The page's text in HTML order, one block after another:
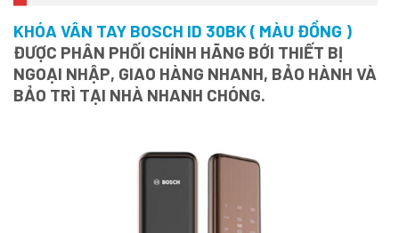
KHÓA VÂN TAY BOSCH ID 30BK ( MÀU ĐỒNG )
ĐƯỢC PHÂN PHỐI CHÍNH HÃNG BỚI THIẾT BỊ
NGOẠI NHẬP, GIAO HÀNG NHANH, BẢO HÀNH VÀ
BẢO TRÌ TẠI NHÀ NHANH CHÓNG.